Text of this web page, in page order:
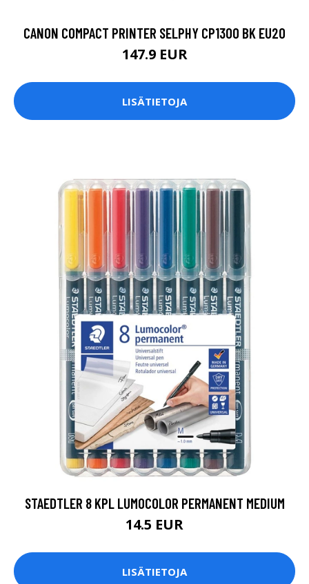
CANON COMPACT PRINTER SELPHY CP1300 BK EU20
147.9 EUR
LISÄTIETOJA
STAEDTLER 8 KPL LUMOCOLOR PERMANENT MEDIUM
14.5 EUR
LISÄTIETOJA